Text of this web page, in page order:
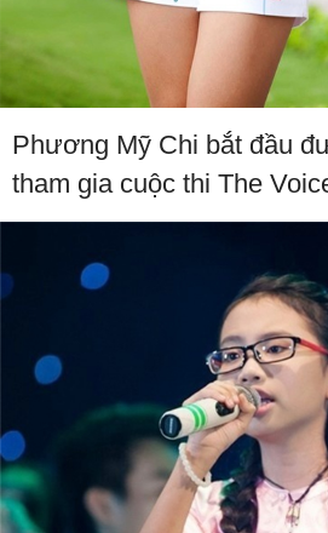
Phương Mỹ Chi bắt đầu
tham gia cuộc thi The